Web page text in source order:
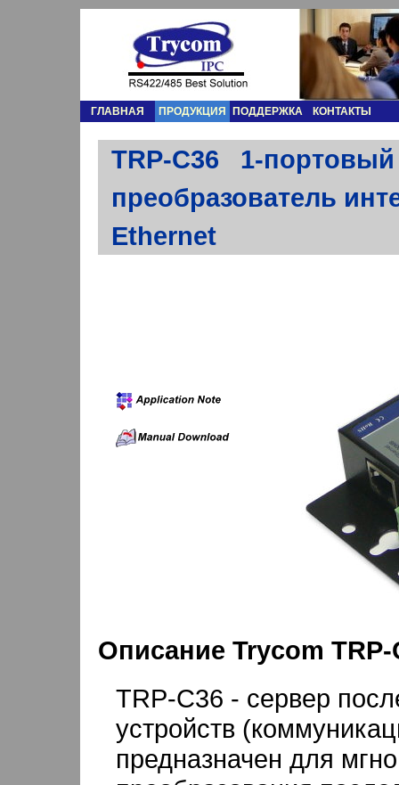
ГЛАВНАЯ ПРОДУКЦИЯ ПОДДЕРЖКА КОНТАКТЫ
TRP-C36 1-
преобразователь
Ethernet
Описание Trycom TRP-
TRP-C36 - сервер
устройств
предназначен для